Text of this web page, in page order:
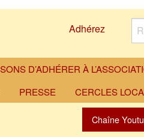
Adhérez
D’ADHÉRER À
PRESSE CERCLES
Chaîne